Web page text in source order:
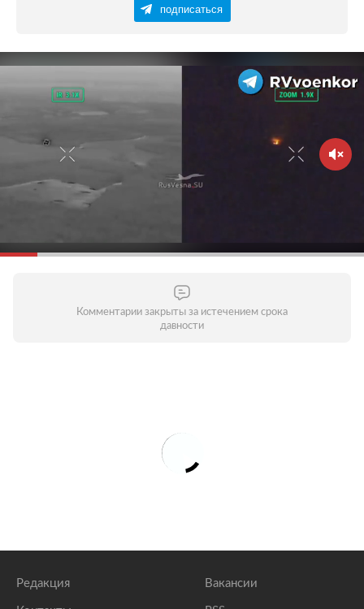
подписаться
Комментарии закрыты за истечением срока
давности
Редакция Вакансии